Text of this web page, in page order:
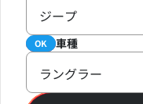
ジープ
必須 車種
OK
ラングラー